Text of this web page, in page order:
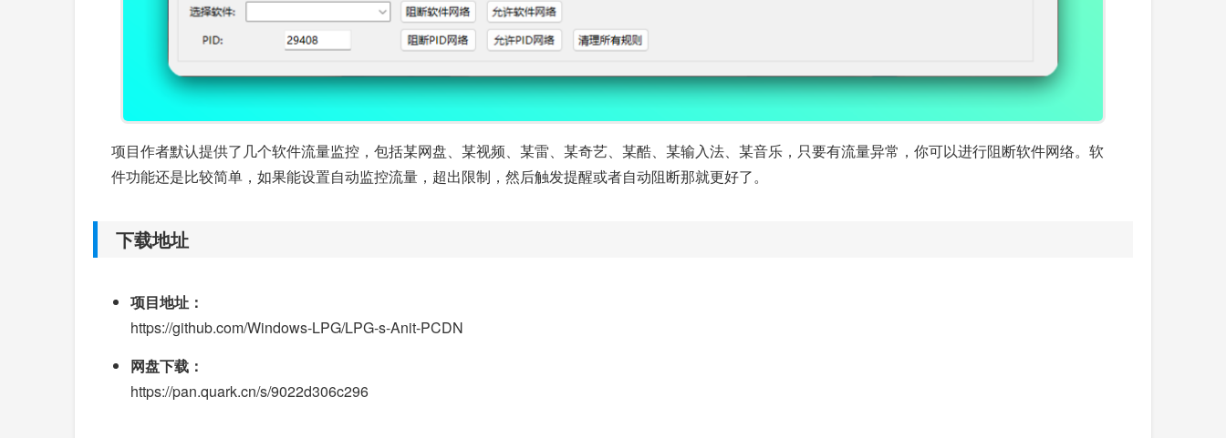
项目作者默认提供了几个软件流量监控，包括某网盘、某视频、某雷、某奇艺、某酷、某输入法、某音乐，只要有流量异常，你可以进行阻断软件网络。软
件功能还是比较简单，如果能设置自动监控流量，超出限制，然后触发提醒或者自动阻断那就更好了。
下载地址
项目地址：
https://github.com/Windows-LPG/LPG-s-Anit-PCDN
网盘下载：
https://pan.quark.cn/s/9022d306c296